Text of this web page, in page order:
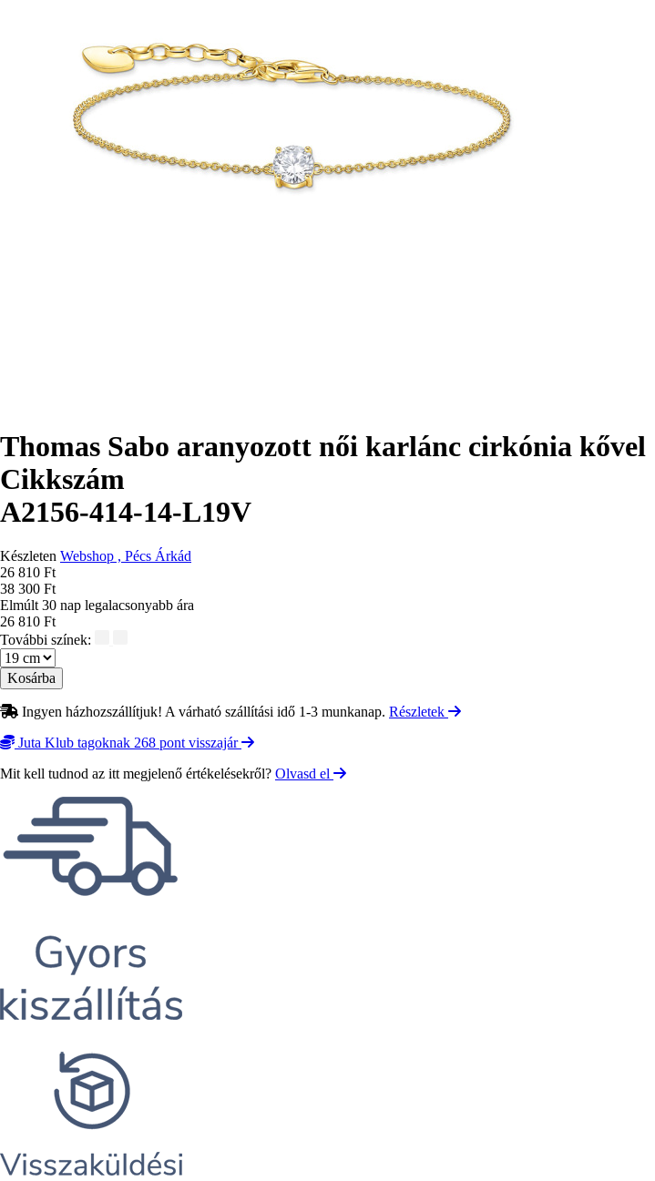
Thomas Sabo aranyozott női karlánc cirkónia kővel
Cikkszám
A2156-414-14-L19V
Készleten Webshop , Pécs Árkád
Ár
26 810 Ft
38 300 Ft
Elmúlt 30 nap legalacsonyabb ára
26 810 Ft
További színek:
Méret
Ingyen házhozszállítjuk! A várható szállítási idő 1-3 munkanap. Részletek
Juta Klub tagoknak 268 pont visszajár
Mit kell tudnod az itt megjelenő értékelésekről? Olvasd el